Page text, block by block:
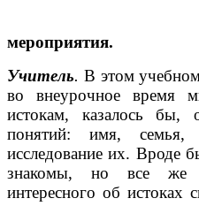
мероприятия.
Учитель. В этом
во внеурочное время
истокам, казалось бы,
понятий: имя,
исследование их. Вроде
знакомы, но все же
интересного об истоках